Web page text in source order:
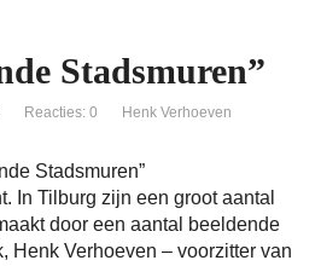
Stadsmuren”
Reacties: 0 Henk Verhoeven
Stadsmuren”
In Tilburg zijn een groot aantal
door een aantal beeldende
Henk Verhoeven – voorzitter van